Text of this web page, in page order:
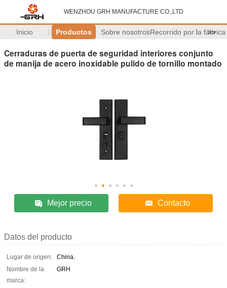
WENZHOU GRH MANUFACTURE CO.,LTD
Inicio Productos Sobre nosotrosRecorrido por la fábrica
>>
Cerraduras de puerta de seguridad interiores conjunto
de manija de acero inoxidable pulido de tornillo montado
Mejor precio Contacto
Datos del producto
Lugar de origen:
China.
Nombre de la
marca:
GRH